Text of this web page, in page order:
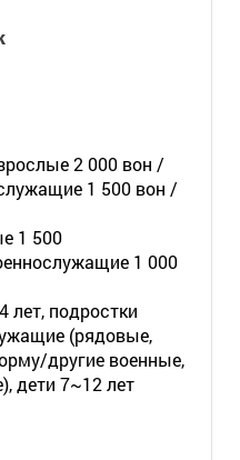
2 000 вон /
1 500 вон /
1 500
1 000
лет, подростки
(рядовые,
другие военные,
дети 7~12 лет